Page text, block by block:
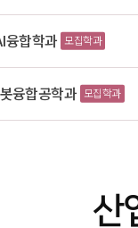
융합학과 모집학과
융합공학과 모집학과
산